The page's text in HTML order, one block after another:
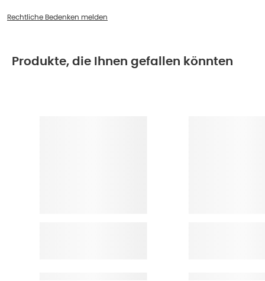
Rechtliche Bedenken melden
Produkte, die Ihnen gefallen könnten